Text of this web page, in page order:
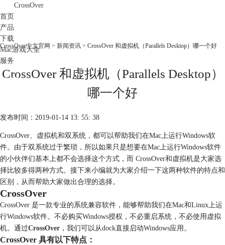
CrossOver
首页
产品
下载
Mac游戏大全
服务
购买
CrossOver中文官网 > 新闻资讯 > CrossOver 和虚拟机（Parallels Desktop）哪一个好
CrossOver 和虚拟机（Parallels Desktop）
哪一个好
发布时间：2019-01-14 13: 55: 38
CrossOver、虚拟机和双系统，都可以帮助我们在Mac上运行Windows软
件。由于双系统过于繁琐，所以如果只是想要在Mac上运行Windows软件
的小伙伴们基本上都不会选择这个方式，而 CrossOver和虚拟机是大家选
择比较多得两种方式。接下来小编就为大家介绍一下这两种软件的特点和
区别，从而帮助大家做出合理的选择。
CrossOver
CrossOver 是一款专业的系统兼容软件，能够帮助我们在Mac和Linux上运
行Windows软件。不必购买Windows授权，不必重启系统，不必使用虚拟
机。通过CrossOver ，我们可以从dock直接启动Windows应用。
CrossOver 具有以下特点：